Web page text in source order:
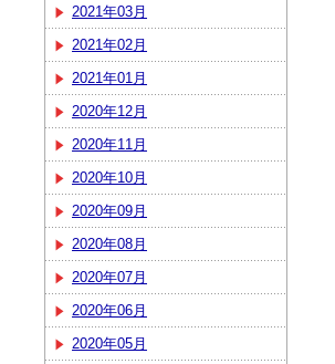
2021年03月
2021年02月
2021年01月
2020年12月
2020年11月
2020年10月
2020年09月
2020年08月
2020年07月
2020年06月
2020年05月